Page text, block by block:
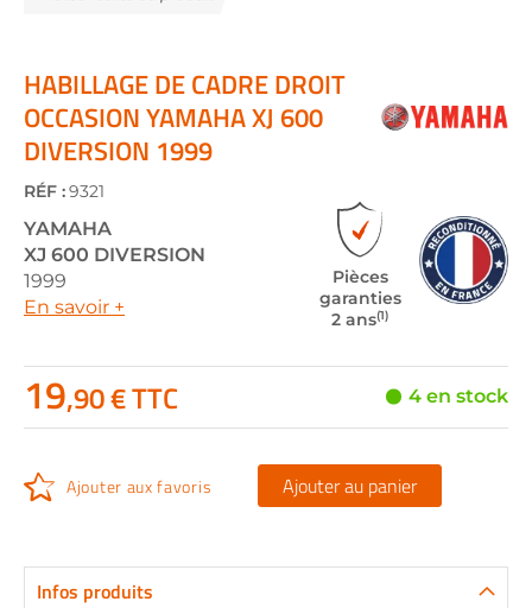
the
beginning
of
the
images
gallery
HABILLAGE DE CADRE DROIT
OCCASION YAMAHA XJ 600
DIVERSION 1999
RÉF :9321
YAMAHA
XJ 600 DIVERSION
1999
En savoir +
Pièces
garanties
2 ans(1)
19,90 € TTC 4 en stock
Ajouter aux favoris Ajouter au panier
Infos produits